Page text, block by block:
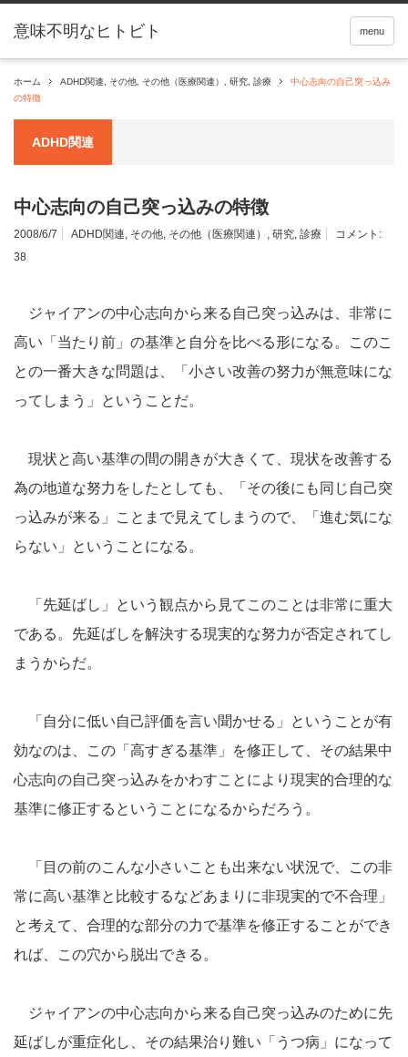
menu
ホーム ADHD関連 その他 その他（医療関連） 研究 診療
中心志向の自己突っ込み
の特徴
ADHD関連
中心志向の自己突っ込みの特徴
2008/6/7 ADHD関連, その他, その他（医療関連） , 研究, 診療
コメント:
38
ジャイアンの中心志向から来る自己突っ込みは、非常に
高い「当たり前」の基準と自分を比べる形になる。このこ
との一番大きな問題は、「小さい改善の努力が無意味にな
ってしまう」ということだ。
現状と高い基準の間の開きが大きくて、現状を改善する
為の地道な努力をしたとしても、「その後にも同じ自己突
っ込みが来る」ことまで見えてしまうので、「進む気にな
らない」ということになる。
「先延ばし」という観点から見てこのことは非常に重大
である。先延ばしを解決する現実的な努力が否定されてし
まうからだ。
「自分に低い自己評価を言い聞かせる」ということが有
効なのは、この「高すぎる基準」を修正して、その結果中
心志向の自己突っ込みをかわすことにより現実的合理的な
基準に修正するということになるからだろう。
「目の前のこんな小さいことも出来ない状況で、この非
常に高い基準と比較するなどあまりに非現実的で不合理」
と考えて、合理的な部分の力で基準を修正することができ
れば、この穴から脱出できる。
ジャイアンの中心志向から来る自己突っ込みのために先
延ばしが重症化し、その結果治り難い「うつ病」になって